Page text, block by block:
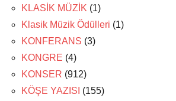
KLASİK MÜZİK (1)
Klasik Müzik Ödülleri (1)
KONFERANS (3)
KONGRE (4)
KONSER (912)
KÖŞE YAZISI (155)